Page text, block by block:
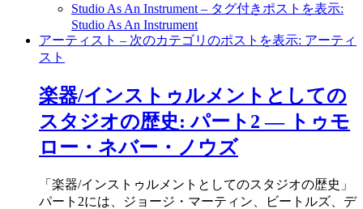
Studio As An Instrument – タグ付きポストを表示:
Studio As An Instrument
アーティスト – 次のカテゴリのポストを表示: アーティ
スト
楽器/インストゥルメントとしての
スタジオの歴史: パート2 ― トゥモ
ロー・ネバー・ノウズ
「楽器/インストゥルメントとしてのスタジオの歴史」
パート2には、ジョージ・マーティン、ビートルズ、デ